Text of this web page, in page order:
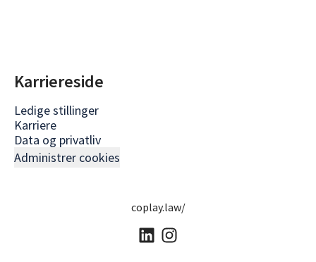
Karriereside
Ledige stillinger
Karriere
Data og privatliv
Administrer cookies
coplay.law/